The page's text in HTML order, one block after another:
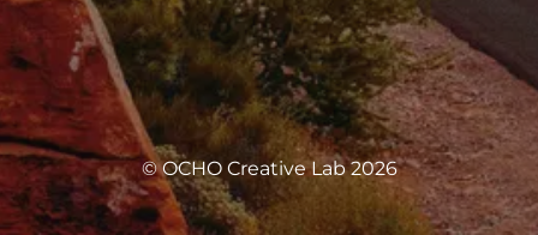
© OCHO Creative Lab 2026